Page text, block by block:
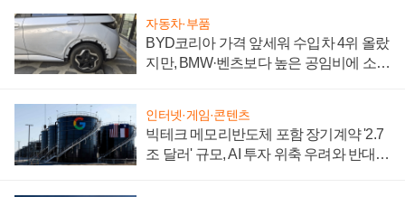
자동차·부품
BYD코리아 가격 앞세워 수입차 4위 올랐
지만, BMW·벤츠보다 높은 공임비에 소비
인터넷·게임·콘텐츠
빅테크 메모리반도체 포함 장기계약 '2.7
조 달러' 규모, AI 투자 위축 우려와 반대